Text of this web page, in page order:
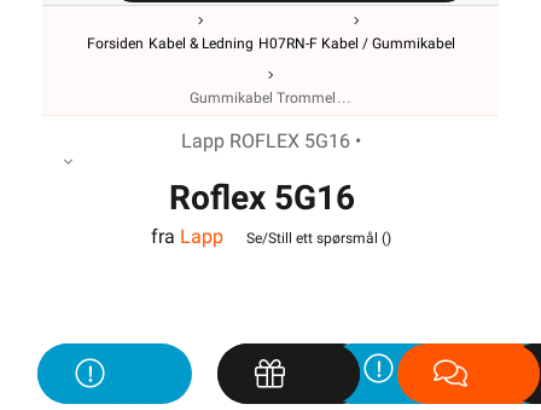
Forsiden Kabel & Ledning H07RN-F Kabel / Gummikabel
Gummikabel Trommel
Lapp ROFLEX 5G16 •
Roflex 5G16
fra Lapp Se/Still ett spørsmål ()